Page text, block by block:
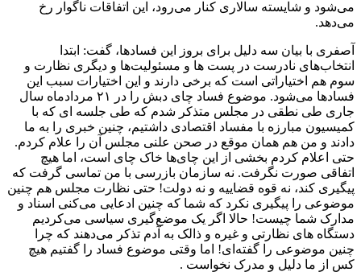
می‌شود و شایسته سالاری کنار می‌‌رود، این اتفاقات ناگوار رخ
می‌دهد.
آصفری با بیان سه دلیل برای بروز این فسادها، گفت: ابتدا
انتخاب‌های نادرست در پست ها و مسئولیت‌ها و دیگری نظارت و
سوم هم اختیاراتی است که برخی دارند و این اختیارات سبب این
فسادها می‌شود. موضوع فساد چای دبش را در ۲۱ مردادماه سال
جاری طی نطقی در مجلس متذکر شدم که طی جلسه ای که با
کمیسیون مبارزه با مفساد اقتصادی داشتیم، چنین خبری را به ما
دادند و من هم همان موقع در صحن علنی مجلس آن را علام کردم.
حتی اعلام کردم بخشی از این چای‌ها خاک چای است، اما هیچ
اتفاقی صورت نگرفت. نه سازمان بازرسی با من تماسی گرفت که
پیگیری کند، نه قوه قضاییه و نه دولت! حتی نظارت مجلس هم چنین
موضوعی را پیگیری نکرد که شما که چنین ادعایی می‌کنی اسناد و
مدارک شما چیست! حالا اگر یک موضع‌گیری سیاسی می‌کردیم
دستگاه های نظارتی و غیره و ذالک به آدم تذکر می‌دهند که چرا
چنین موضوعی را گفته‌ای! اما وقتی موضوع فساد را گفتیم هیچ
کس از ما دلیل و مدرک نخواست .